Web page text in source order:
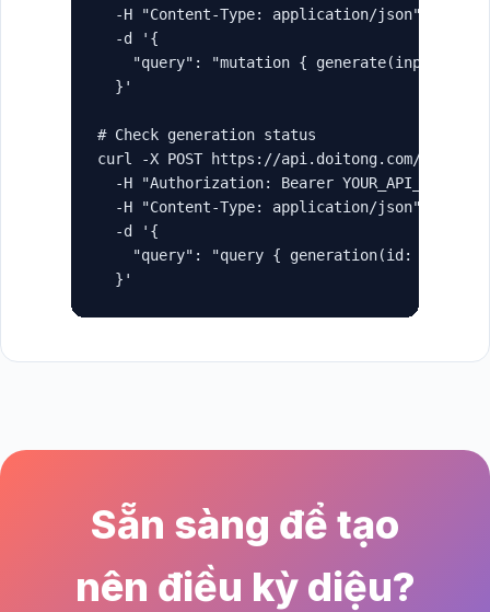
  -H "Content-Type: application/json" \
  -d '{
"query": "mutation { generate(input: {
  }'
# Check generation status
curl -X POST https://api.doitong.com/
  -H "Authorization: Bearer YOUR_API_KEY" \
  -H "Content-Type: application/json" \
  -d '{
"query": "query { generation(id:
  }'
Sẵn sàng để tạo
nên điều kỳ diệu?